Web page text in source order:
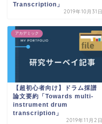
Transcription」
2019年10月31日
アカデミック
【超初心者向け】ドラム採譜
論文要約「Towards multi-
instrument drum
transcription」
2019年11月2日